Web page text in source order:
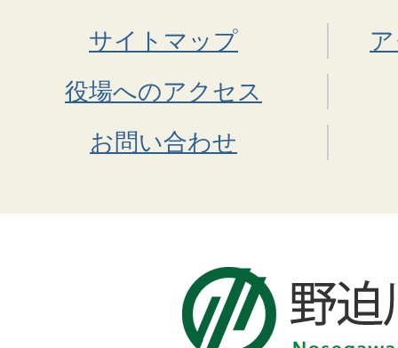
サイトマップ
役場へのアクセス
お問い合わせ